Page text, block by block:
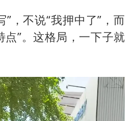
”，不说“我押中了”，而
点”。这格局，一下子就